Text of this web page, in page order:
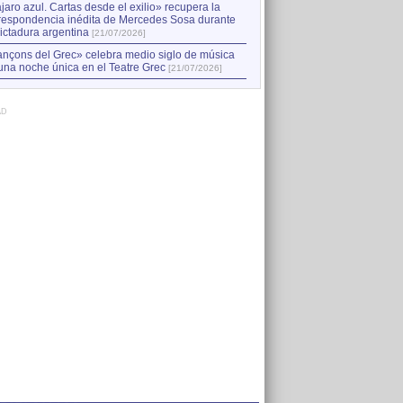
azul. Cartas desde el exilio» recupera la
inédita de Mercedes Sosa durante
argentina [21/07/2026]
del Grec» celebra medio siglo de música
noche única en el Teatre Grec [21/07/2026]